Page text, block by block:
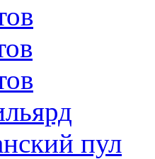
пул